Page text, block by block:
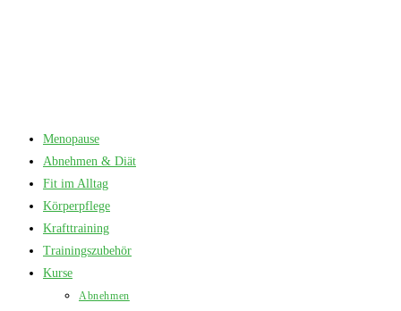
Menopause
Abnehmen & Diät
Fit im Alltag
Körperpflege
Krafttraining
Trainingszubehör
Kurse
Abnehmen